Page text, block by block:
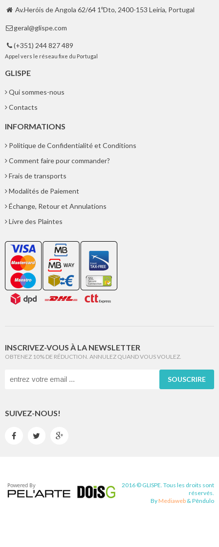
 Av.Heróis de Angola 62/64 1ºDto, 2400-153 Leiria, Portugal
 geral@glispe.com
 (+351) 244 827 489
Appel vers le réseau fixe du Portugal
GLISPE
Qui sommes-nous
Contacts
INFORMATIONS
Politique de Confidentialité et Conditions
Comment faire pour commander?
Frais de transports
Modalités de Paiement
Échange, Retour et Annulations
Livre des Plaintes
INSCRIVEZ-VOUS À LA NEWSLETTER
OBTENEZ 10% DE RÉDUCTION. ANNULEZ QUAND VOUS VOULEZ.
SOUSCRIRE
SUIVEZ-NOUS!
  
2016 © GLISPE. Tous les droits sont
réservés.
By Mediaweb & Pêndulo